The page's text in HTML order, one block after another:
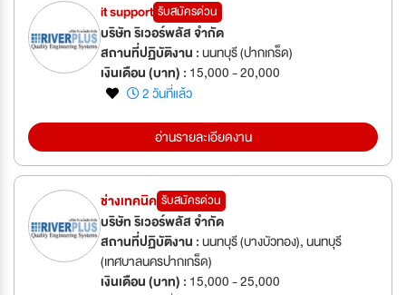
it support รับสมัครด่วน
บริษัท ริเวอร์พลัส จำกัด
สถานที่ปฏิบัติงาน :นนทบุรี (ปากเกร็ด)
เงินเดือน (บาท) : 15,000 - 20,000
2 วันที่แล้ว
อ่านรายละเอียดงาน
ช่างเทคนิค รับสมัครด่วน
บริษัท ริเวอร์พลัส จำกัด
สถานที่ปฏิบัติงาน :นนทบุรี (บางบัวทอง), นนทบุรี
(เทศบาลนครปากเกร็ด)
เงินเดือน (บาท) : 15,000 - 25,000